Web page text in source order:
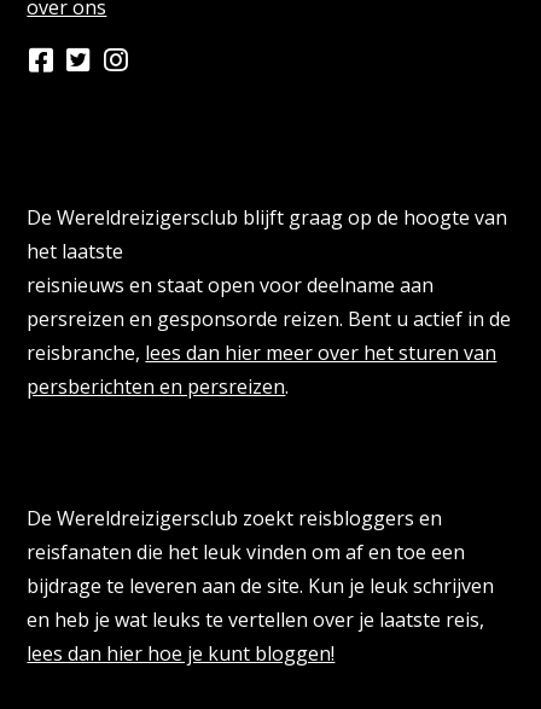
over ons
De Wereldreizigersclub blijft graag op de hoogte van
het laatste
reisnieuws en staat open voor deelname aan
persreizen en gesponsorde reizen. Bent u actief in de
reisbranche, lees dan hier meer over het sturen van
persberichten en persreizen.
De Wereldreizigersclub zoekt reisbloggers en
reisfanaten die het leuk vinden om af en toe een
bijdrage te leveren aan de site. Kun je leuk schrijven
en heb je wat leuks te vertellen over je laatste reis,
lees dan hier hoe je kunt bloggen!